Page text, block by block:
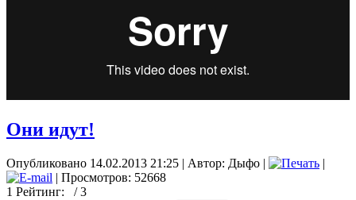
Они идут!
Опубликовано 14.02.2013 21:25 | Автор: Дыфо |
|
| Просмотров: 52668
1 Рейтинг:
/ 3